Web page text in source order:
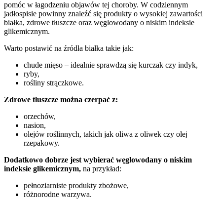
pomóc w łagodzeniu objawów tej choroby. W codziennym
jadłospisie powinny znaleźć się produkty o wysokiej zawartości
białka, zdrowe tłuszcze oraz węglowodany o niskim indeksie
glikemicznym.
Warto postawić na źródła białka takie jak:
chude mięso – idealnie sprawdzą się kurczak czy indyk,
ryby,
rośliny strączkowe.
Zdrowe tłuszcze można czerpać z:
orzechów,
nasion,
olejów roślinnych, takich jak oliwa z oliwek czy olej
rzepakowy.
Dodatkowo dobrze jest wybierać węglowodany o niskim
indeksie glikemicznym, na przykład:
pełnoziarniste produkty zbożowe,
różnorodne warzywa.